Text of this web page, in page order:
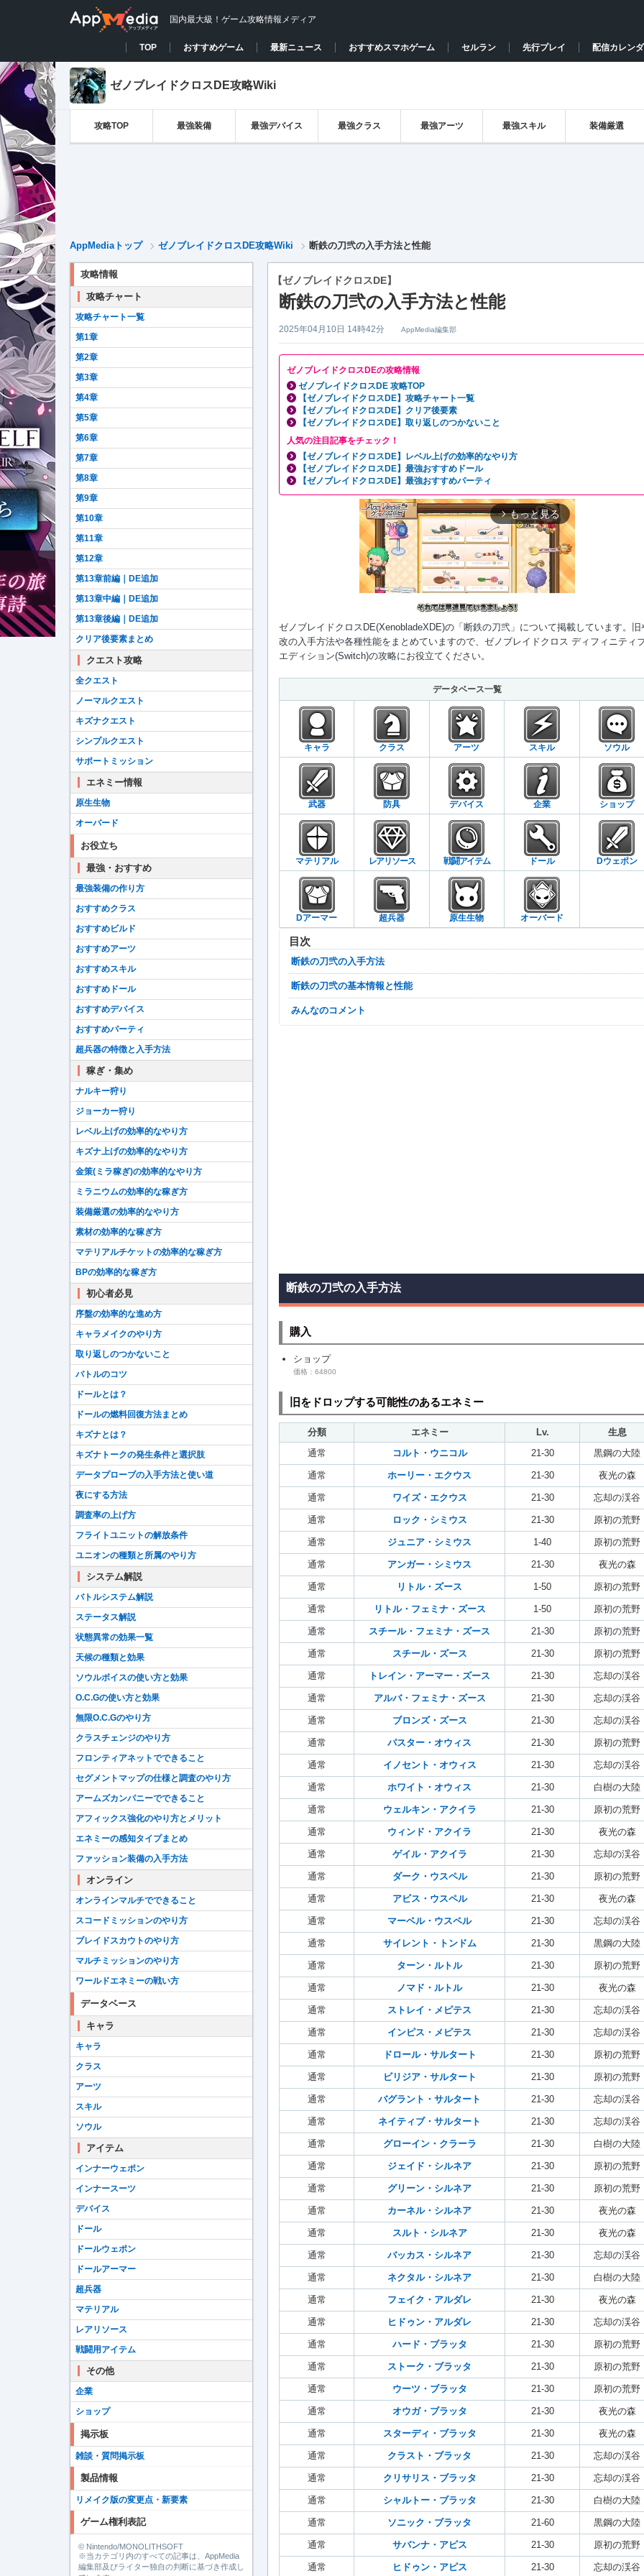
国内最大級！ゲーム攻略情報メディア
TOP おすすめゲーム 最新ニュース おすすめスマホゲーム セルラン 先行プレイ 配信カレン
ゼノブレイドクロスDE攻略Wiki
攻略TOP 最強装備 最強デバイス 最強クラス 最強アーツ 最強スキル 装備厳選
AppMediaトップ ゼノブレイドクロスDE攻略Wiki 断鉄の刀弐の入手方法と性能
【ゼノブレイドクロスDE】
断鉄の刀弐の入手方法と性能
2025年04月10日 14時42分 AppMedia編集部
ゼノブレイドクロスDEの攻略情報
ゼノブレイドクロスDE 攻略TOP
【ゼノブレイドクロスDE】攻略チャート一覧
【ゼノブレイドクロスDE】クリア後要素
【ゼノブレイドクロスDE】取り返しのつかないこと
人気の注目記事をチェック！
【ゼノブレイドクロスDE】レベル上げの効率的なやり方
【ゼノブレイドクロスDE】最強おすすめドール
【ゼノブレイドクロスDE】最強おすすめパーティ
arrow_forward_ios もっと見る
ゼノブレイドクロスDE(XenobladeXDE)の「断鉄の刀弐」について掲載しています。旧
改の入手方法や各種性能をまとめていますので、ゼノブレイドクロス ディフィニティ
エディション(Switch)の攻略にお役立てください。
データベース一覧
キャラ クラス アーツ スキル ソウル
武器 防具 デバイス 企業 ショップ
マテリアル レアリソース 戦闘アイテム ドール Dウェポン
Dアーマー 超兵器 原生生物 オーバード
目次
断鉄の刀弐の入手方法
断鉄の刀弐の基本情報と性能
みんなのコメント
断鉄の刀弐の入手方法
購入
ショップ
価格：64800
旧をドロップする可能性のあるエネミー
分類 エネミー Lv.
生息
通常
コルト・ウニコル 21-30 黒鋼の大陸
通常 ホーリー・エクウス 21-30 夜光の森
通常 ワイズ・エクウス 21-30 忘却の渓谷
通常 ロック・シミウス 21-30 原初の荒野
通常 ジュニア・シミウス 1-40 原初の荒野
通常 アンガー・シミウス 21-30 夜光の森
通常 リトル・ズース 1-50 原初の荒野
通常 リトル・フェミナ・ズース 1-50 原初の荒野
通常 スチール・フェミナ・ズース 21-30 原初の荒野
通常 スチール・ズース 21-30 原初の荒野
通常 トレイン・アーマー・ズース 21-30 忘却の渓谷
通常 アルバ・フェミナ・ズース 21-30 忘却の渓谷
通常 ブロンズ・ズース 21-30 忘却の渓谷
通常 パスター・オウィス 21-30 原初の荒野
通常 イノセント・オウィス 21-30 忘却の渓谷
通常 ホワイト・オウィス 21-30 白樹の大陸
通常 ウェルキン・アクイラ 21-30 原初の荒野
通常 ウィンド・アクイラ 21-30 夜光の森
通常 ゲイル・アクイラ 21-30 忘却の渓谷
通常 ダーク・ウスペル 21-30 原初の荒野
通常 アビス・ウスペル 21-30 夜光の森
通常 マーベル・ウスペル 21-30 忘却の渓谷
通常 サイレント・トンドム 21-30 黒鋼の大陸
通常 ターン・ルトル 21-30 原初の荒野
通常 ノマド・ルトル 21-30 夜光の森
通常 ストレイ・メピテス 21-30 忘却の渓谷
通常 インピス・メピテス 21-30 忘却の渓谷
通常 ドロール・サルタート 21-30 原初の荒野
通常 ビリジア・サルタート 21-30 原初の荒野
通常 バグラント・サルタート 21-30 忘却の渓谷
通常 ネイティブ・サルタート 21-30 忘却の渓谷
通常 グローイン・クラーラ 21-30 白樹の大陸
通常 ジェイド・シルネア 21-30 原初の荒野
通常 グリーン・シルネア 21-30 原初の荒野
通常 カーネル・シルネア 21-30 夜光の森
通常 スルト・シルネア 21-30 夜光の森
通常 バッカス・シルネア 21-30 忘却の渓谷
通常 ネクタル・シルネア 21-30 白樹の大陸
通常 フェイク・アルダレ 21-30 夜光の森
通常 ヒドゥン・アルダレ 21-30 忘却の渓谷
通常 ハード・ブラッタ 21-30 原初の荒野
通常 ストーク・ブラッタ 21-30 原初の荒野
通常 ウーツ・ブラッタ 21-30 原初の荒野
通常 オウガ・ブラッタ 21-30 夜光の森
通常 スターディ・ブラッタ 21-30 夜光の森
通常 クラスト・ブラッタ 21-30 忘却の渓谷
通常 クリサリス・ブラッタ 21-30 忘却の渓谷
通常 シャルトー・ブラッタ 21-30 白樹の大陸
通常 ソニック・ブラッタ 21-60 黒鋼の大陸
通常 サバンナ・アピス 21-30 原初の荒野
通常 ヒドゥン・アピス 21-30 忘却の渓谷
攻略情報
攻略チャート
攻略チャート一覧
第1章
第2章
第3章
第4章
第5章
第6章
第7章
第8章
第9章
第10章
第11章
第12章
第13章前編｜DE追加
第13章中編｜DE追加
第13章後編｜DE追加
クリア後要素まとめ
クエスト攻略
全クエスト
ノーマルクエスト
キズナクエスト
シンプルクエスト
サポートミッション
エネミー情報
原生生物
オーバード
お役立ち
最強・おすすめ
最強装備の作り方
おすすめクラス
おすすめビルド
おすすめアーツ
おすすめスキル
おすすめドール
おすすめデバイス
おすすめパーティ
超兵器の特徴と入手方法
稼ぎ・集め
ナルキー狩り
ジョーカー狩り
レベル上げの効率的なやり方
キズナ上げの効率的なやり方
金策(ミラ稼ぎ)の効率的なやり方
ミラニウムの効率的な稼ぎ方
装備厳選の効率的なやり方
素材の効率的な稼ぎ方
マテリアルチケットの効率的な稼ぎ方
BPの効率的な稼ぎ方
初心者必見
序盤の効率的な進め方
キャラメイクのやり方
取り返しのつかないこと
バトルのコツ
ドールとは？
ドールの燃料回復方法まとめ
キズナとは？
キズナトークの発生条件と選択肢
データプローブの入手方法と使い道
夜にする方法
調査率の上げ方
フライトユニットの解放条件
ユニオンの種類と所属のやり方
システム解説
バトルシステム解説
ステータス解説
状態異常の効果一覧
天候の種類と効果
ソウルボイスの使い方と効果
O.C.Gの使い方と効果
無限O.C.Gのやり方
クラスチェンジのやり方
フロンティアネットでできること
セグメントマップの仕様と調査のやり方
アームズカンパニーでできること
アフィックス強化のやり方とメリット
エネミーの感知タイプまとめ
ファッション装備の入手方法
オンライン
オンラインマルチでできること
スコードミッションのやり方
ブレイドスカウトのやり方
マルチミッションのやり方
ワールドエネミーの戦い方
データベース
キャラ
キャラ
クラス
アーツ
スキル
ソウル
アイテム
インナーウェポン
インナースーツ
デバイス
ドール
ドールウェポン
ドールアーマー
超兵器
マテリアル
レアリソース
戦闘用アイテム
その他
企業
ショップ
掲示板
雑談・質問掲示板
製品情報
リメイク版の変更点・新要素
ゲーム権利表記
© Nintendo/MONOLITHSOFT
※当カテゴリ内のすべての記事は、AppMedia
編集部及びライター独自の判断に基づき作成し